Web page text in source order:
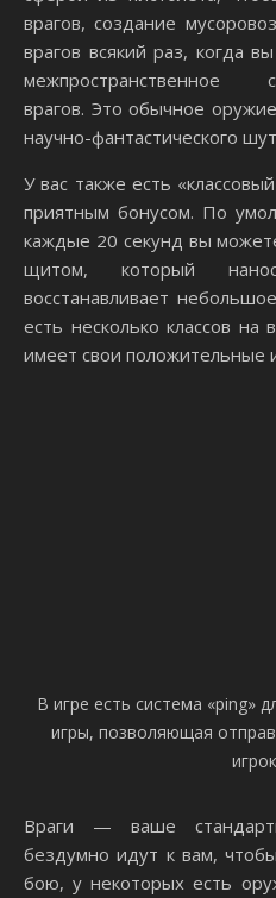
врагов, создание
врагов всякий раз, когда
врагов. Это обычное
научно-фантастического
У вас также есть
приятным бонусом. По
каждые 20 секунд вы
щитом, который
восстанавливает
есть несколько классов
имеет свои положительные
В игре есть система «ping»
игры, позволяющая
Враги — ваше
бездумно идут к вам,
бою, у некоторых есть